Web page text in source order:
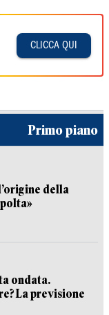
CLICCA QUI
Primo piano
della
ondata.
La previsione